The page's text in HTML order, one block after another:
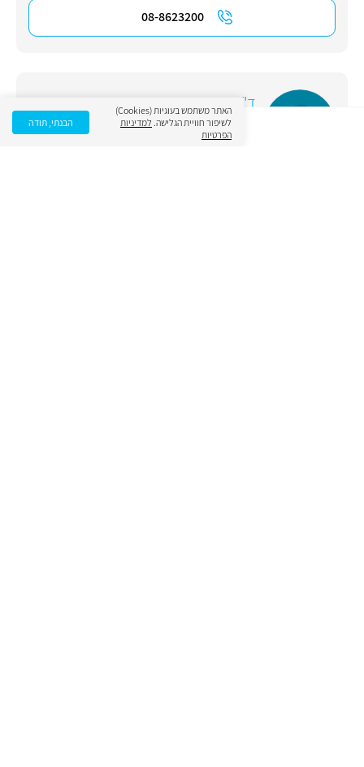
08-8623200
ד"ר ביאטריס טיטינר
האתר משתמש בעוגיות (Cookies)
לשיפור חוויית הגלישה. למדיניות
הפרטיות
הבנתי, תודה